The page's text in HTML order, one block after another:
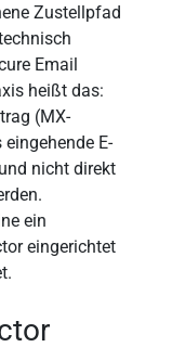
Zustellpfad
Email
heißt das:
(MX-
E-
nicht direkt
ein
eingerichtet